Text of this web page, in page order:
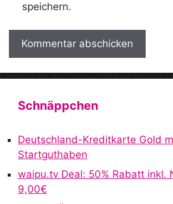
speichern.
A
n
t
Schnäppchen
Deutschland-Kreditkarte Gold
Startguthaben
waipu.tv Deal: 50% Rabatt inkl.
9,00€